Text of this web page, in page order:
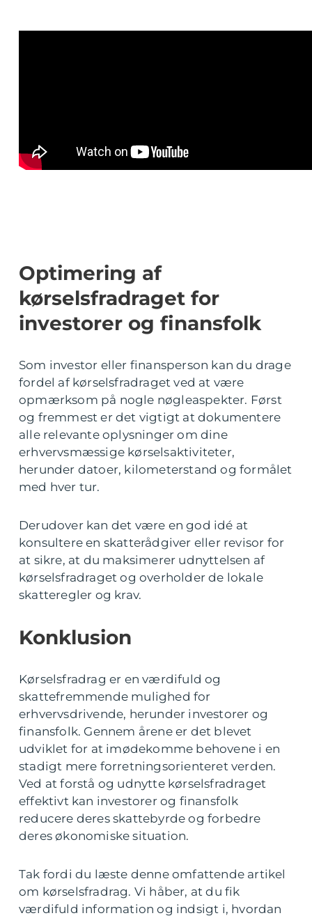
Optimering af
kørselsfradraget for
investorer og finansfolk
Som investor eller finansperson kan du drage
fordel af kørselsfradraget ved at være
opmærksom på nogle nøgleaspekter. Først
og fremmest er det vigtigt at dokumentere
alle relevante oplysninger om dine
erhvervsmæssige kørselsaktiviteter,
herunder datoer, kilometerstand og formålet
med hver tur.
Derudover kan det være en god idé at
konsultere en skatterådgiver eller revisor for
at sikre, at du maksimerer udnyttelsen af
kørselsfradraget og overholder de lokale
skatteregler og krav.
Konklusion
Kørselsfradrag er en værdifuld og
skattefremmende mulighed for
erhvervsdrivende, herunder investorer og
finansfolk. Gennem årene er det blevet
udviklet for at imødekomme behovene i en
stadigt mere forretningsorienteret verden.
Ved at forstå og udnytte kørselsfradraget
effektivt kan investorer og finansfolk
reducere deres skattebyrde og forbedre
deres økonomiske situation.
Tak fordi du læste denne omfattende artikel
om kørselsfradrag. Vi håber, at du fik
værdifuld information og indsigt i, hvordan